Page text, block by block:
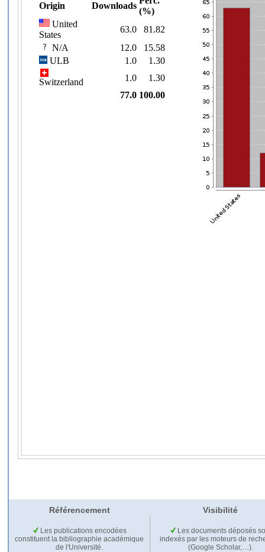
Référencement Visibilité
Les publications encodées
constituent la bibliographie académique
de l'Université.
Les documents déposés
indexés par les moteurs de
(Google Scholar,…).